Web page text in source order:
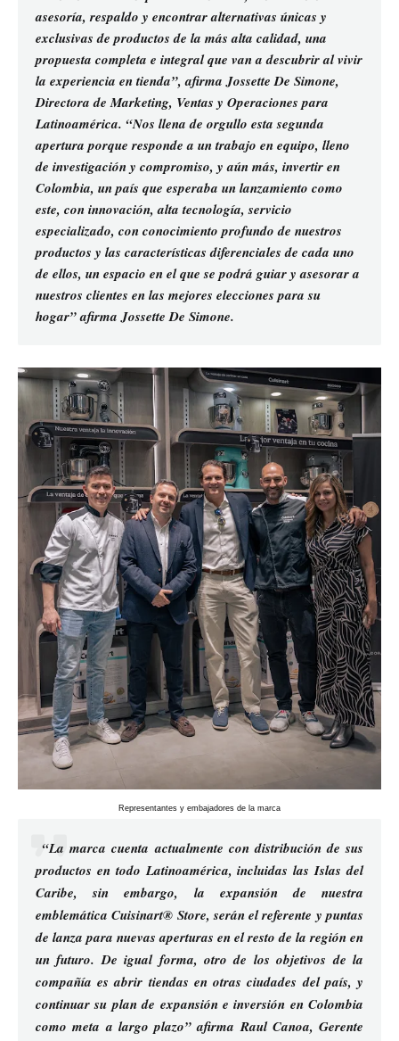
asesoría, respaldo y encontrar alternativas únicas y
exclusivas de productos de la más alta calidad, una
propuesta completa e integral que van a descubrir al vivir
la experiencia en tienda”, afirma Jossette De Simone,
Directora de Marketing, Ventas y Operaciones para
Latinoamérica. “Nos llena de orgullo esta segunda
apertura porque responde a un trabajo en equipo, lleno
de investigación y compromiso, y aún más, invertir en
Colombia, un país que esperaba un lanzamiento como
este, con innovación, alta tecnología, servicio
especializado, con conocimiento profundo de nuestros
productos y las características diferenciales de cada uno
de ellos, un espacio en el que se podrá guiar y asesorar a
nuestros clientes en las mejores elecciones para su
hogar” afirma Jossette De Simone.
Representantes y embajadores de la marca
“La marca cuenta actualmente con distribución de sus
productos en todo Latinoamérica, incluidas las Islas del
Caribe, sin embargo, la expansión de nuestra
emblemática Cuisinart® Store, serán el referente y puntas
de lanza para nuevas aperturas en el resto de la región en
un futuro. De igual forma, otro de los objetivos de la
compañía es abrir tiendas en otras ciudades del país, y
continuar su plan de expansión e inversión en Colombia
como meta a largo plazo” afirma Raul Canoa, Gerente